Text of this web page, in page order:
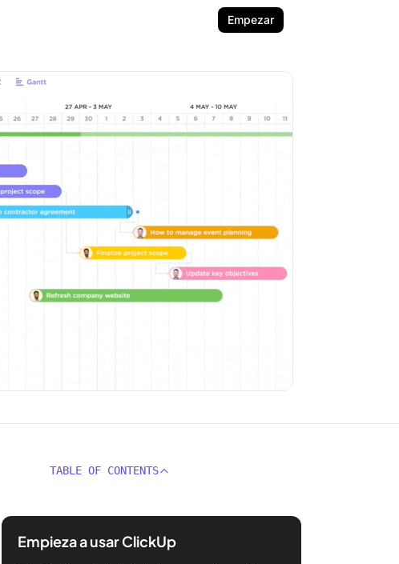
Empezar
TABLE OF CONTENTS
Empieza a usar ClickUp